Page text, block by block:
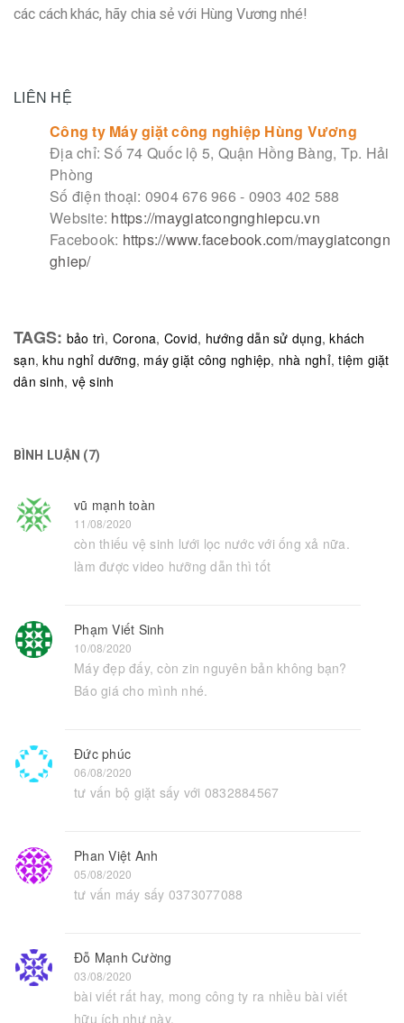
các cách khác, hãy chia sẻ với Hùng Vương nhé!
LIÊN HỆ
Công ty Máy giặt công nghiệp Hùng Vương
Địa chỉ: Số 74 Quốc lộ 5, Quận Hồng Bàng, Tp. Hải
Phòng
Số điện thoại: 0904 676 966 - 0903 402 588
Website: https://maygiatcongnghiepcu.vn
Facebook: https://www.facebook.com/maygiatcongn
ghiep/
TAGS: bảo trì, Corona, Covid, hướng dẫn sử dụng,khách
sạn,khu nghỉ dưỡng, máy giặt công nghiệp, nhà nghỉ,tiệm giặt
dân sinh, vệ sinh
BÌNH LUẬN (7)
vũ mạnh toàn
11/08/2020
còn thiếu vệ sinh lưới lọc nước với ống xả nữa.
làm được video hưỡng dẫn thì tốt
Phạm Viết Sinh
10/08/2020
Máy đẹp đấy, còn zin nguyên bản không bạn?
Báo giá cho mình nhé.
Đức phúc
06/08/2020
tư vấn bộ giặt sấy với 0832884567
Phan Việt Anh
05/08/2020
tư vấn máy sấy 0373077088
Đỗ Mạnh Cường
03/08/2020
bài viết rất hay, mong công ty ra nhiều bài viết
hữu ích như này.